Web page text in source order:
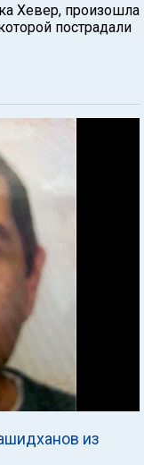
Хевер, произошла
пострадали
из